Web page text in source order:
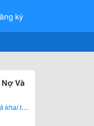
ký
Và
C
ông ty TNHH MTV Quản lý nợ và khai thác tài sản Ngân hàng TMCP Quốc tế Việt Nam